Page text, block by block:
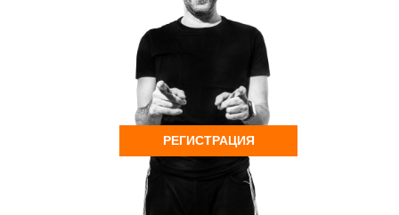
РЕГИСТРАЦИЯ